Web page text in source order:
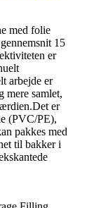
med folie
15
er
arbejde er
mere samlet,
er
(PVC/PE),
pakkes med
til bakker i